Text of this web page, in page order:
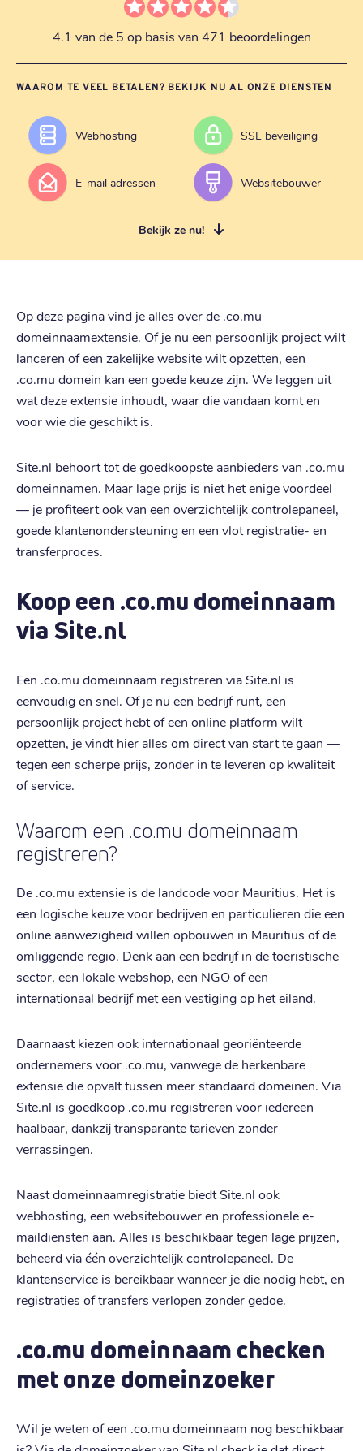
4.1 van de 5 op basis van 471 beoordelingen
WAAROM TE VEEL BETALEN? BEKIJK NU AL ONZE DIENSTEN
Webhosting SSL beveiliging
E-mail adressen Websitebouwer
Bekijk ze nu!
Op deze pagina vind je alles over de .co.mu
domeinnaamextensie. Of je nu een persoonlijk project wilt
lanceren of een zakelijke website wilt opzetten, een
.co.mu domein kan een goede keuze zijn. We leggen uit
wat deze extensie inhoudt, waar die vandaan komt en
voor wie die geschikt is.
Site.nl behoort tot de goedkoopste aanbieders van .co.mu
domeinnamen. Maar lage prijs is niet het enige voordeel
— je profiteert ook van een overzichtelijk controlepaneel,
goede klantenondersteuning en een vlot registratie- en
transferproces.
Koop een .co.mu domeinnaam
via Site.nl
Een .co.mu domeinnaam registreren via Site.nl is
eenvoudig en snel. Of je nu een bedrijf runt, een
persoonlijk project hebt of een online platform wilt
opzetten, je vindt hier alles om direct van start te gaan —
tegen een scherpe prijs, zonder in te leveren op kwaliteit
of service.
Waarom een .co.mu domeinnaam
registreren?
De .co.mu extensie is de landcode voor Mauritius. Het is
een logische keuze voor bedrijven en particulieren die een
online aanwezigheid willen opbouwen in Mauritius of de
omliggende regio. Denk aan een bedrijf in de toeristische
sector, een lokale webshop, een NGO of een
internationaal bedrijf met een vestiging op het eiland.
Daarnaast kiezen ook internationaal georiënteerde
ondernemers voor .co.mu, vanwege de herkenbare
extensie die opvalt tussen meer standaard domeinen. Via
Site.nl is goedkoop .co.mu registreren voor iedereen
haalbaar, dankzij transparante tarieven zonder
verrassingen.
Naast domeinnaamregistratie biedt Site.nl ook
webhosting, een websitebouwer en professionele e-
maildiensten aan. Alles is beschikbaar tegen lage prijzen,
beheerd via één overzichtelijk controlepaneel. De
klantenservice is bereikbaar wanneer je die nodig hebt, en
registraties of transfers verlopen zonder gedoe.
.co.mu domeinnaam checken
met onze domeinzoeker
Wil je weten of een .co.mu domeinnaam nog beschikbaar